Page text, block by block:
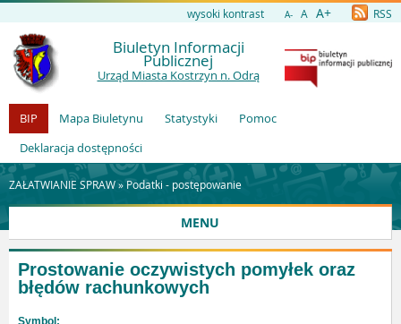
wysoki kontrast A- A A+ RSS
Biuletyn Informacji
Publicznej
Urząd Miasta Kostrzyn n. Odrą
BIP Mapa Biuletynu Statystyki
Pomoc
Deklaracja dostępności
ZAŁATWIANIE SPRAW »Podatki - postępowanie
MENU
Prostowanie oczywistych pomyłek oraz
błędów rachunkowych